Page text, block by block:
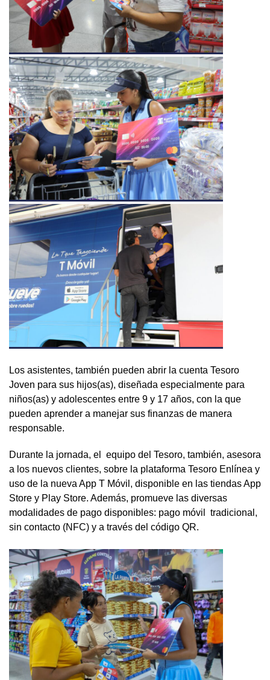
Los asistentes, también pueden abrir la cuenta Tesoro
Joven para sus hijos(as), diseñada especialmente para
niños(as) y adolescentes entre 9 y 17 años, con la que
pueden aprender a manejar sus finanzas de manera
responsable.
Durante la jornada, el equipo del Tesoro, también, asesora
a los nuevos clientes, sobre la plataforma Tesoro Enlínea y
uso de la nueva App T Móvil, disponible en las tiendas App
Store y Play Store. Además, promueve las diversas
modalidades de pago disponibles: pago móvil tradicional,
sin contacto (NFC) y a través del código QR.